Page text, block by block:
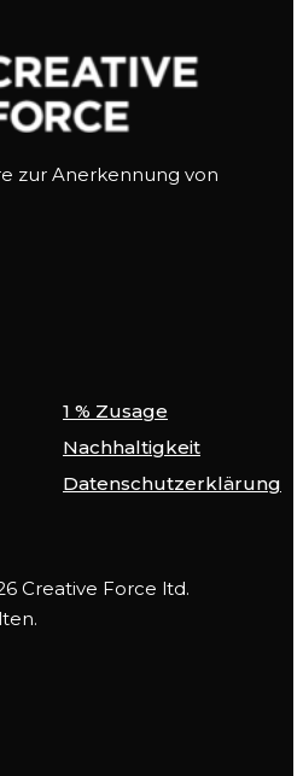
zur Anerkennung von
1 % Zusage
Nachhaltigkeit
Datenschutzerklärung
Creative Force ltd.